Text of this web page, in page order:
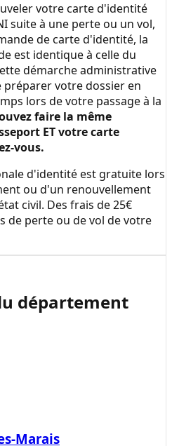
votre carte d'identité
suite à une perte ou un vol,
de carte d'identité, la
est identique à celle du
démarche administrative
votre dossier en
lors de votre passage à la
faire la même
ET votre carte
vous.
d'identité est gratuite lors
ou d'un renouvellement
civil. Des frais de 25€
de perte ou de vol de votre
département
Marais